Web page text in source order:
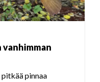
vanhimman
pinnaa